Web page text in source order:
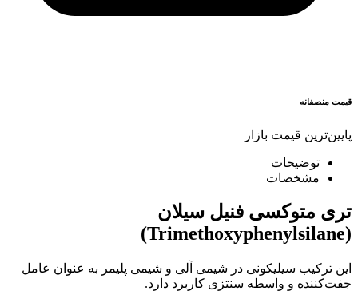
قیمت منصفانه
پایین‌ترین قیمت بازار
توضیحات
مشخصات
تری متوکسی فنیل سیلان
(Trimethoxyphenylsilane)
این ترکیب سیلیکونی در شیمی آلی و شیمی پلیمر به عنوان عامل
جفت‌کننده و واسطه سنتزی کاربرد دارد.